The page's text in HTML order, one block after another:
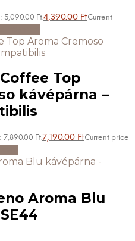
5,090.00 Ft.4,390.00 FtCurrent
Top
kávépárna –
Ft.7,190.00 FtCurrent price
Aroma Blu